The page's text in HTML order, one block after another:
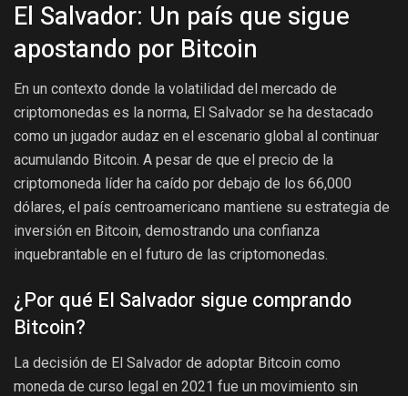
El Salvador: Un país que sigue
apostando por Bitcoin
En un contexto donde la volatilidad del mercado de
criptomonedas es la norma, El Salvador se ha destacado
como un jugador audaz en el escenario global al continuar
acumulando Bitcoin. A pesar de que el precio de la
criptomoneda líder ha caído por debajo de los 66,000
dólares, el país centroamericano mantiene su estrategia de
inversión en Bitcoin, demostrando una confianza
inquebrantable en el futuro de las criptomonedas.
¿Por qué El Salvador sigue comprando
Bitcoin?
La decisión de El Salvador de adoptar Bitcoin como
moneda de curso legal en 2021 fue un movimiento sin